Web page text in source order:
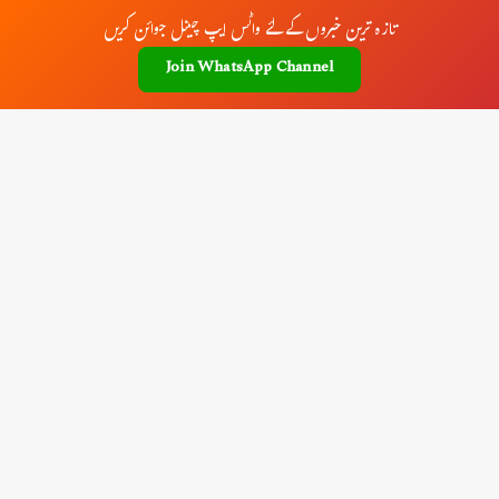
تازہ ترین خبروں کے لئے واٹس ایپ چینل جوائن کریں
Join WhatsApp Channel